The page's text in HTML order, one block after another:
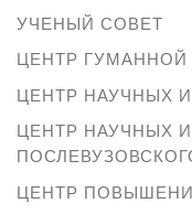
УЧЕНЫЙ СОВЕТ
ЦЕНТР ГУМАННОЙ
ЦЕНТР НАУЧНЫХ
ЦЕНТР НАУЧНЫХ
ЦЕНТР